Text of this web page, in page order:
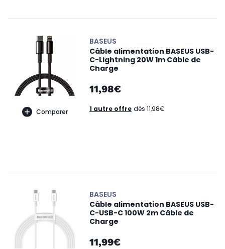
Comparer
BASEUS
Câble alimentation BASEUS USB-
C-Lightning 20W 1m Câble de
Charge
11,98€
1 autre offre dès 11,98€
BASEUS
Câble alimentation BASEUS USB-
C-USB-C 100W 2m Câble de
Charge
11,99€